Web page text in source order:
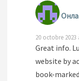
20 octobre 2023
Great info.
website by
book-